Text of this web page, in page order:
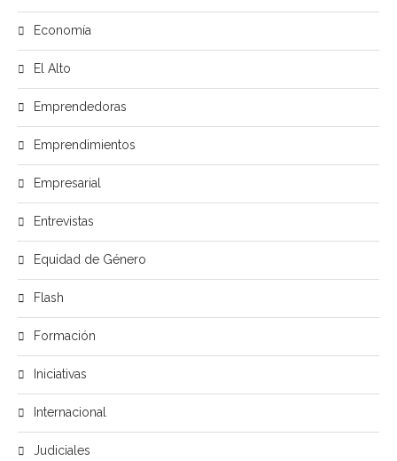
Economía
El Alto
Emprendedoras
Emprendimientos
Empresarial
Entrevistas
Equidad de Género
Flash
Formación
Iniciativas
Internacional
Judiciales